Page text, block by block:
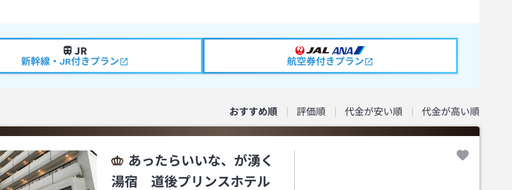
新幹線・JR付きプラン 航空券付きプラン
おすすめ順 評価順 代金が安い順 代金が高い順
あったらいいな、が湧く
湯宿 道後プリンスホテル